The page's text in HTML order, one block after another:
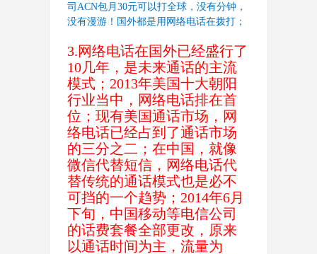
司 ACN包月 30元可以打全球，没有分钟，
没有漫游！国外都是用网络电话在拨打；
3.网络电话在国外已经盛行了
10几年，是未来通话的主流
模式； 2013年美国十大朝阳
行业当中，网络电话排在首
位；现有美国通话市场，网
络电话已经占到了通话市场
的三分之二；在中国，就像
微信代替短信，网络电话代
替传统的通话模式也是必不
可挡的一个趋势； 2014年6月
下旬，中国移动等电信公司
的话费套餐全部更改，原来
以通话时间为主，流量为